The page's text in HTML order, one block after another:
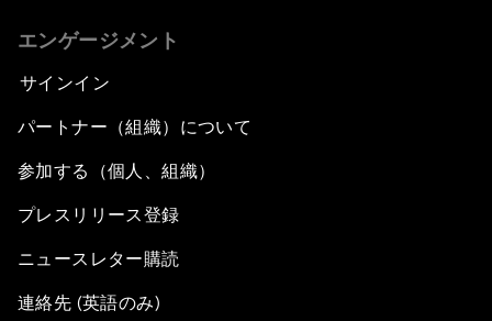
エンゲージメント
サインイン
パートナー（組織）について
参加する（個人、組織）
プレスリリース登録
ニュースレター購読
連絡先 (英語のみ)